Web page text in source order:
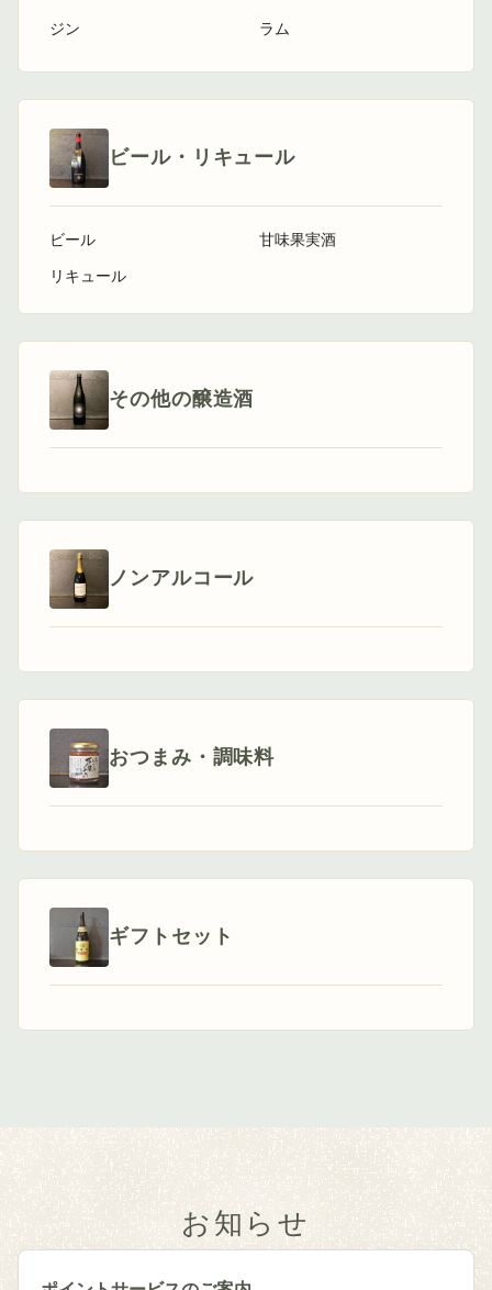
ジン ラム
ビール・リキュール
ビール
リキュール
甘味果実酒
その他の醸造酒
ノンアルコール
おつまみ・調味料
ギフトセット
お知らせ